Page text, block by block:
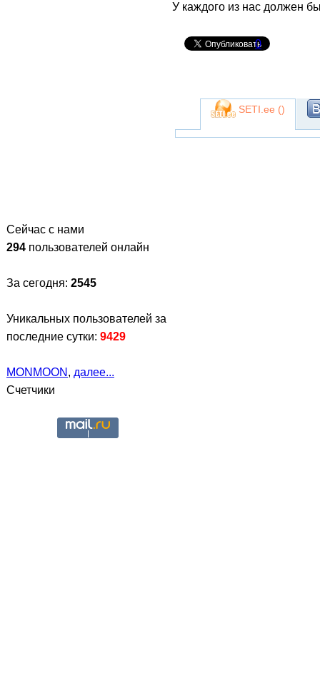
Сейчас с нами
294 пользователей онлайн
За сегодня: 2545
Уникальных пользователей за
последние сутки: 9429
MONMOON , далее...
Счетчики
У каждого из нас должен
0
SETI.ee ()